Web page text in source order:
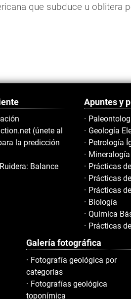
que subduce u oblitera
(únete al
la predicción
Balance
Apuntes y
Geología
Petrología
Prácticas
Prácticas
Prácticas
Biología
Química
Prácticas
Galería fotográfica
Fotografía geológica por
categorías
Fotografías geológica
toponímica